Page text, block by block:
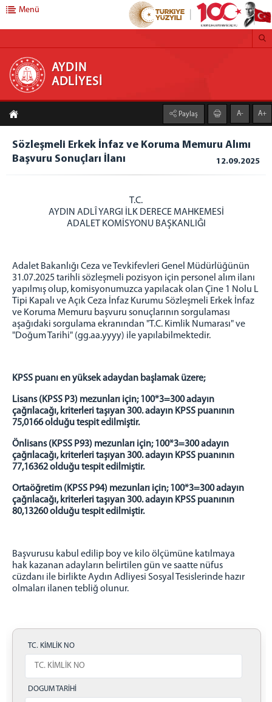
AYDIN ADLİYESİ
C.BAŞSAVCILIĞI
SAVCILIK BİRİMLERİMİZ
ADALET KOMİSYONU
ADALET KOMİSYONU BAŞKANLIĞI
İCRA MÜDÜRLÜĞÜ
ADM MÜDÜRLÜĞÜ
BİLGİ İŞLEM MÜDÜRLÜĞÜ
İDARİ İŞLER MÜDÜRLÜĞÜ
MEDYA İLETİŞİM BÜROSU
ADLİ SİCİL ŞEFLİĞİ
ARABULUCULUK BÜROSU
SEÇİM KURULLARI
YEMEK LİSTESİ
MÜLHAKAT
GERMENCİK ADLİYESİ
ÇİNE ADLİYESİ
İLETİŞİM
Menü
AYDIN
ADLİYESİ
Paylaş A- A+
Sözleşmeli Erkek İnfaz ve Koruma Memuru Alımı
Başvuru Sonuçları İlanı
12.09.2025
T.C.
AYDIN ADLÎ YARGI İLK DERECE MAHKEMESİ
ADALET KOMİSYONU BAŞKANLIĞI
Adalet Bakanlığı Ceza ve Tevkifevleri Genel Müdürlüğünün
31.07.2025 tarihli sözleşmeli pozisyon için personel alım ilanı
yapılmış olup, komisyonumuzca yapılacak olan Çine 1 Nolu L
Tipi Kapalı ve Açık Ceza İnfaz Kurumu Sözleşmeli Erkek İnfaz
ve Koruma Memuru başvuru sonuçlarının sorgulaması
aşağıdaki sorgulama ekranından "T.C. Kimlik Numarası" ve
"Doğum Tarihi" (gg.aa.yyyy) ile yapılabilmektedir.
KPSS puanı en yüksek adaydan başlamak üzere;
Lisans (KPSS P3) mezunları için; 100*3=300 adayın
çağrılacağı, kriterleri taşıyan 300. adayın KPSS puanının
75,0166 olduğu tespit edilmiştir.
Önlisans (KPSS P93) mezunları için; 100*3=300 adayın
çağrılacağı, kriterleri taşıyan 300. adayın KPSS puanının
77,16362 olduğu tespit edilmiştir.
Ortaöğretim (KPSS P94) mezunları için; 100*3=300 adayın
çağrılacağı, kriterleri taşıyan 300. adayın KPSS puanının
80,13260 olduğu tespit edilmiştir.
Başvurusu kabul edilip boy ve kilo ölçümüne katılmaya
hak kazanan adayların belirtilen gün ve saatte nüfus
cüzdanı ile birlikte Aydın Adliyesi Sosyal Tesislerinde hazır
olmaları ilanen tebliğ olunur.
TC. KİMLİK NO
DOGUM TARİHİ